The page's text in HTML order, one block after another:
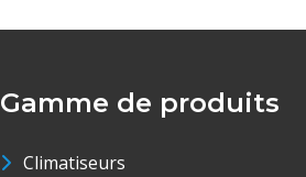
Gamme de produits
Climatiseurs